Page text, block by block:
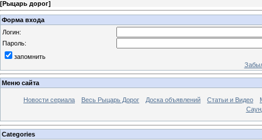
[Рыцарь дорог]
Форма входа
Логин:
Пароль:
запомнить
Меню сайта
Новости сериала Весь Рыцарь Дорог Доска объявлений Статьи и Видео
Categories